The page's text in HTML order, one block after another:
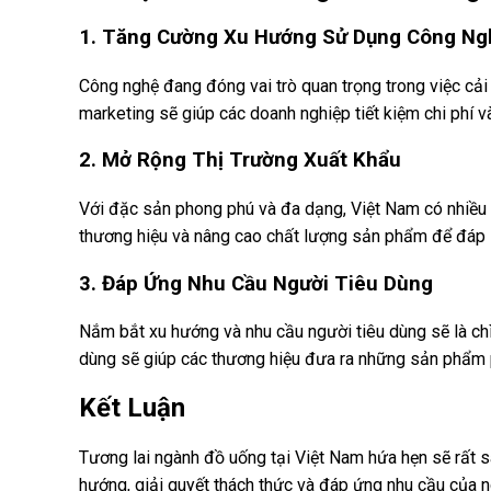
1. Tăng Cường Xu Hướng Sử Dụng Công
Công nghệ đang đóng vai trò quan trọng trong việc
marketing sẽ giúp các doanh nghiệp tiết kiệm chi phí
2. Mở Rộng Thị Trường Xuất Khẩu
Với đặc sản phong phú và đa dạng, Việt Nam có
thương hiệu và nâng cao chất lượng sản phẩm để
3. Đáp Ứng Nhu Cầu Người Tiêu Dùng
Nắm bắt xu hướng và nhu cầu người tiêu dùng sẽ là
dùng sẽ giúp các thương hiệu đưa ra những sản phẩm
Kết Luận
Tương lai ngành đồ uống tại Việt Nam hứa hẹn sẽ rất
hướng, giải quyết thách thức và đáp ứng nhu cầu